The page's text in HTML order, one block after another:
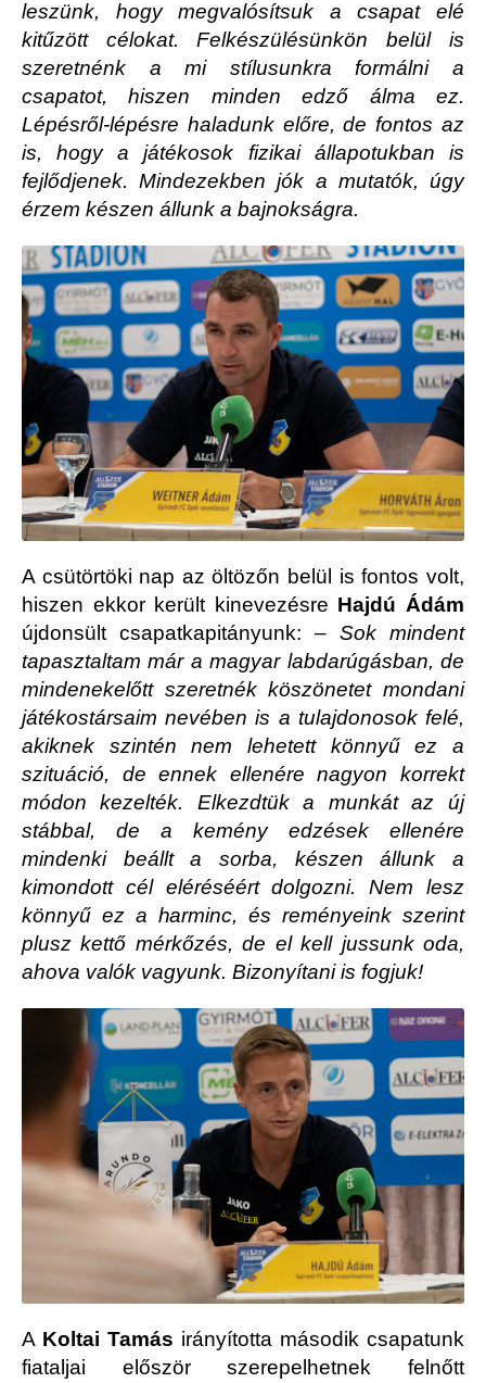
leszünk, hogy megvalósítsuk a csapat elé
kitűzött célokat. Felkészülésünkön belül is
szeretnénk a mi stílusunkra formálni a
csapatot, hiszen minden edző álma ez.
Lépésről-lépésre haladunk előre, de fontos az
is, hogy a játékosok fizikai állapotukban is
fejlődjenek. Mindezekben jók a mutatók, úgy
érzem készen állunk a bajnokságra.
A csütörtöki nap az öltözőn belül is fontos volt,
hiszen ekkor került kinevezésre Hajdú Ádám
újdonsült csapatkapitányunk: – Sok mindent
tapasztaltam már a magyar labdarúgásban, de
mindenekelőtt szeretnék köszönetet mondani
játékostársaim nevében is a tulajdonosok felé,
akiknek szintén nem lehetett könnyű ez a
szituáció, de ennek ellenére nagyon korrekt
módon kezelték. Elkezdtük a munkát az új
stábbal, de a kemény edzések ellenére
mindenki beállt a sorba, készen állunk a
kimondott cél eléréséért dolgozni. Nem lesz
könnyű ez a harminc, és reményeink szerint
plusz kettő mérkőzés, de el kell jussunk oda,
ahova valók vagyunk. Bizonyítani is fogjuk!
A Koltai Tamás irányította második csapatunk
fiataljai először szerepelhetnek felnőtt